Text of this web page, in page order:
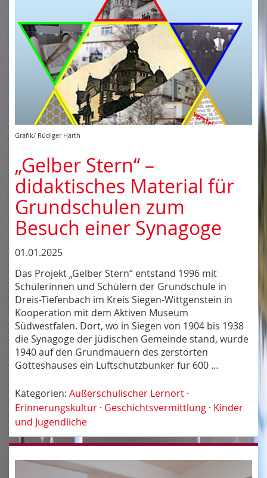
Grafik/ Rüdiger Harth
„Gelber Stern“ –
didaktisches Material für
Grundschulen zum
Besuch einer Synagoge
01.01.2025
Das Projekt „Gelber Stern“ entstand 1996 mit
Schülerinnen und Schülern der Grundschule in
Dreis-Tiefenbach im Kreis Siegen-Wittgenstein in
Kooperation mit dem Aktiven Museum
Südwestfalen. Dort, wo in Siegen von 1904 bis 1938
die Synagoge der jüdischen Gemeinde stand, wurde
1940 auf den Grundmauern des zerstörten
Gotteshauses ein Luftschutzbunker für 600 …
Kategorien: Außerschulischer Lernort ·
Erinnerungskultur · Geschichtsvermittlung · Kinder
und Jugendliche